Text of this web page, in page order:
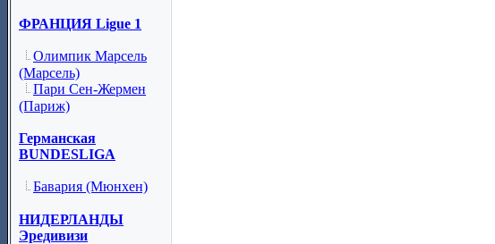
ФРАНЦИЯ Ligue 1
Олимпик Марсель
(Марсель)
Пари Сен-Жермен
(Париж)
Германская
BUNDESLIGA
Бавария (Мюнхен)
НИДЕРЛАНДЫ
Эредивизи